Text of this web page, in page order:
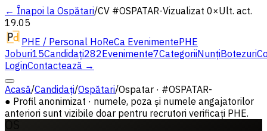
← Înapoi la Ospătari/CV #OSPATAR-Vizualizat 0×Ult. act.
19.05
PHE / Personal HoReCa EvenimentePHE
Joburi15Candidați282Evenimente7CategoriiNunțiBotezuri
LoginContactează →
Acasă/Candidați/Ospătari/Ospatar · #OSPATAR-
● Profil anonimizat · numele, poza și numele angajatorilor
anteriori sunt vizibile doar pentru recrutori verificați PHE.